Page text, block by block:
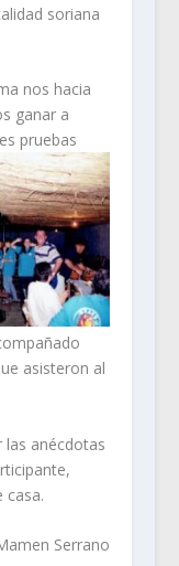
soriana
nos hacia
ganar a
pruebas
asisteron al
las anécdotas
casa.
Serrano